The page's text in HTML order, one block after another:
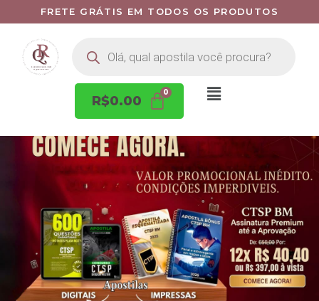
FRETE GRÁTIS EM TODOS OS PRODUTOS
R$0.00